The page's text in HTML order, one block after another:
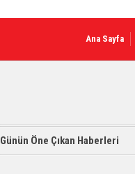
Ana Sayfa
Günün Öne Çıkan Haberleri